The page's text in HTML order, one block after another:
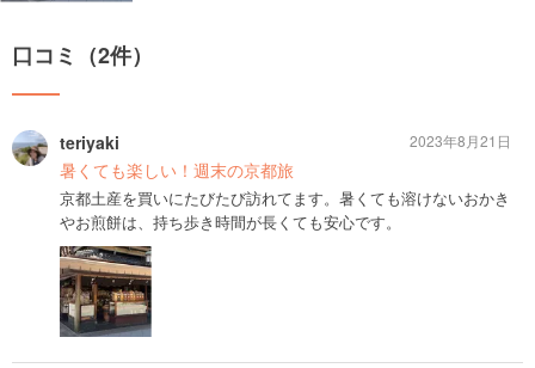
口コミ（2件）
teriyaki
暑くても楽しい！週末の京都旅
京都土産を買いにたびたび訪れてます。暑くても溶けないおかき
やお煎餅は、持ち歩き時間が長くても安心です。
2023年8月21日